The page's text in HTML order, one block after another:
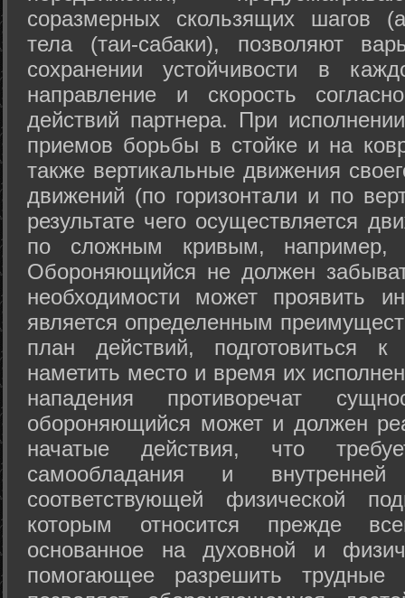
соразмерных скользящих шагов
тела (таи-сабаки), позволяют
сохранении устойчивости в
направление и скорость
действий партнера. При
приемов борьбы в стойке и на
также вертикальные движения
движений (по горизонтали и по
результате чего осуществляется
по сложным кривым, например,
Обороняющийся не должен
необходимости может проявить
является определенным
план действий, подготовиться
наметить место и время их
нападения противоречат
обороняющийся может и должен
начатые действия, что
самообладания и
соответствующей физической
которым относится прежде
основанное на духовной и
помогающее разрешить